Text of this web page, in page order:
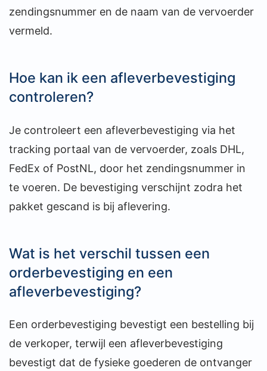
zendingsnummer en de naam van de vervoerder
vermeld.
Hoe kan ik een afleverbevestiging
controleren?
Je controleert een afleverbevestiging via het
tracking portaal van de vervoerder, zoals DHL,
FedEx of PostNL, door het zendingsnummer in
te voeren. De bevestiging verschijnt zodra het
pakket gescand is bij aflevering.
Wat is het verschil tussen een
orderbevestiging en een
afleverbevestiging?
Een orderbevestiging bevestigt een bestelling bij
de verkoper, terwijl een afleverbevestiging
bevestigt dat de fysieke goederen de ontvanger